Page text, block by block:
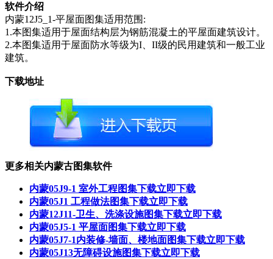
软件介绍
内蒙12J5_1-平屋面图集适用范围:
1.本图集适用于屋面结构层为钢筋混凝土的平屋面建筑设计。
2.本图集适用于屋面防水等级为I、II级的民用建筑和一般工业
建筑。
下载地址
更多相关内蒙古图集软件
内蒙05J9-1 室外工程图集下载立即下载
内蒙05J1 工程做法图集下载立即下载
内蒙12J11-卫生、洗涤设施图集下载立即下载
内蒙05J5-1 平屋面图集下载立即下载
内蒙05J7-1内装修-墙面、楼地面图集下载立即下载
内蒙05J13无障碍设施图集下载立即下载